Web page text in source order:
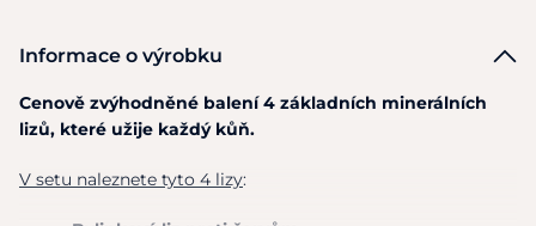
Informace o výrobku
Cenově zvýhodněné balení 4 základních minerálních
lizů, které užije každý kůň.
V setu naleznete tyto 4 lizy: